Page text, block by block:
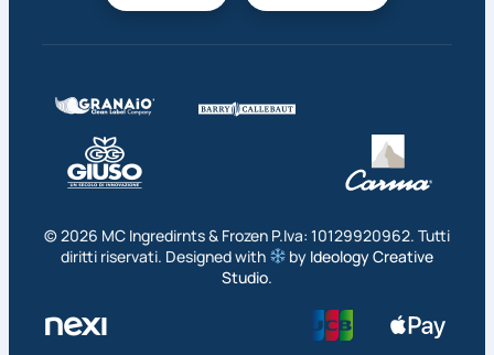
©2026 MC Ingredirnts & Frozen P.Iva: 10129920962. Tutti
diritti riservati. Designed with
by Ideology Creative
Studio.